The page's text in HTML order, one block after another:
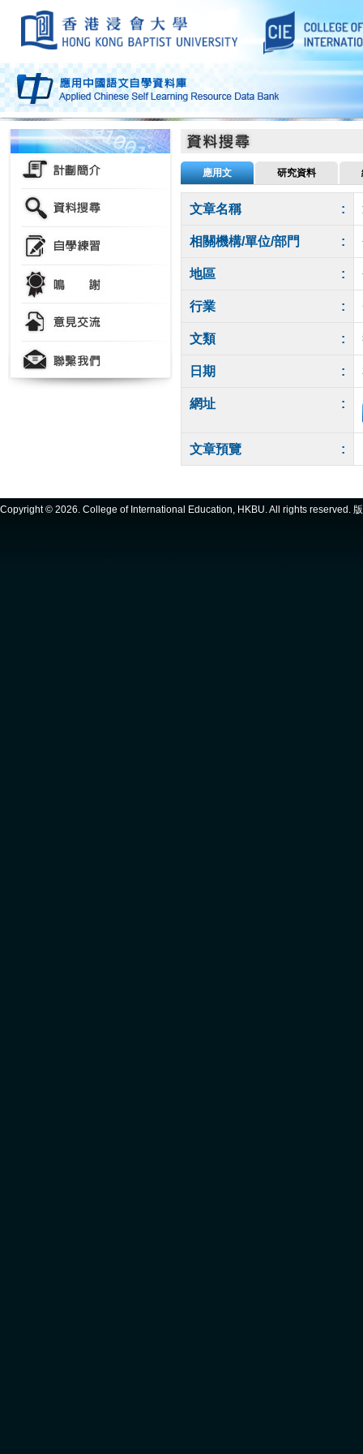
應用文 研究資料
文章名稱 :
相關機構/單位/部門 :
地區 :
行業 :
文類 :
日期 :
網址 :
文章預覽 :
Copyright © 2026. College of International Education, HKBU. All rights reserved.